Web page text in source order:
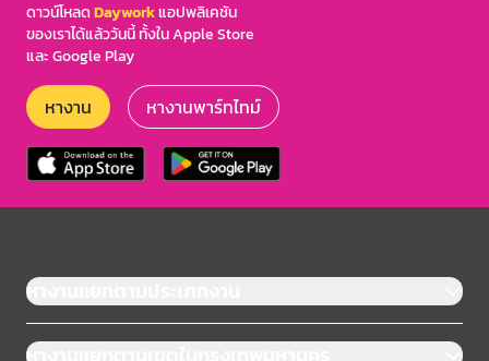
ดาวน์โหลดDayworkแอปพลิเคชัน
ของเราได้แล้ววันนี้ ทั้งใน Apple Store
และ Google Play
หางาน หางานพาร์ทไทม์
หางานแยกตามประเภทงาน
หางานแยกตามเขตในกรุงเทพมหานคร